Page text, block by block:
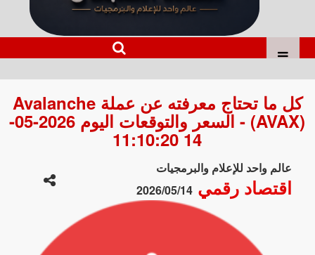
كل ما تحتاج معرفته عن عملة Avalanche
(AVAX) - السعر والتوقعات اليوم 2026-05-
14 11:10:20
عالم واحد للإعلام والبرمجيات
اقتصاد رقمي2026/05/14